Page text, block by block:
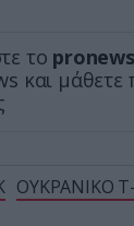
το
και μάθετε
ΟΥΚΡΑΝΙΚΟ